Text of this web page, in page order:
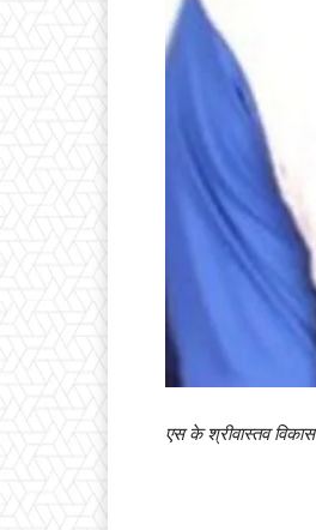
एस के श्रीवास्तव विकास